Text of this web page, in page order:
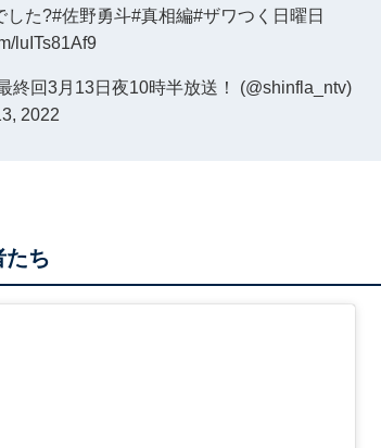
した?#佐野勇斗#真相編#ザワつく日曜日
luITs81Af9
回3月13日夜10時半放送！ (@shinfla_ntv)
2022
たち